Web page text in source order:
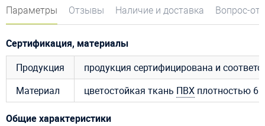
Параметры Отзывы Наличие и доставка Вопрос-
Сертификация, материалы
Продукция
продукция сертифицирована и
Материал
цветостойкая ткань ПВХ плотностью
Общие характеристики